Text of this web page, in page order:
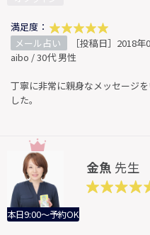
満足度：
メール占い
［投稿日］2018
aibo / 30代 男性
丁寧に非常に親身なメッセージ
した。
本日9:00～予約OK
金魚 先生